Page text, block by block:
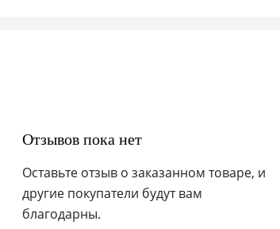
Отзывов пока нет
Оставьте отзыв о заказанном товаре, и
другие покупатели будут вам
благодарны.